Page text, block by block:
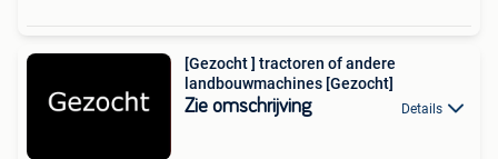
[Gezocht ] tractoren of andere
landbouwmachines [Gezocht]
Zie omschrijving Details